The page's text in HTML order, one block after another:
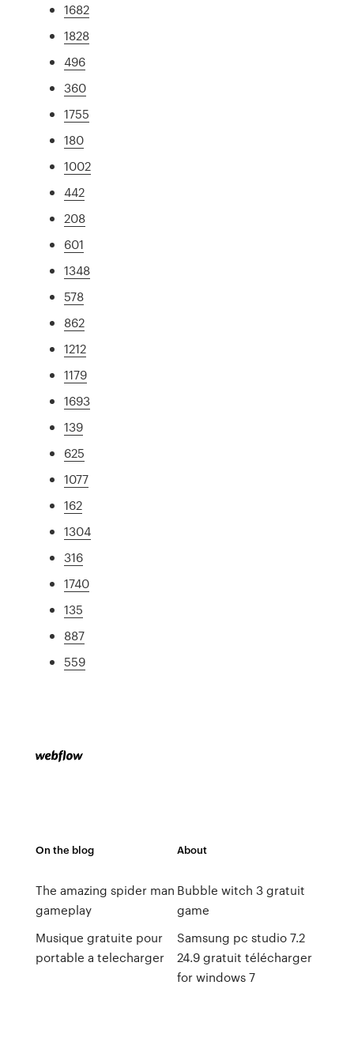
1682
1828
496
360
1755
180
1002
442
208
601
1348
578
862
1212
1179
1693
139
625
1077
162
1304
316
1740
135
887
559
On the blog
The amazing spider man
gameplay
Musique gratuite pour
portable a telecharger
About
Bubble witch 3 gratuit
game
Samsung pc studio 7.2
24.9 gratuit télécharger
for windows 7